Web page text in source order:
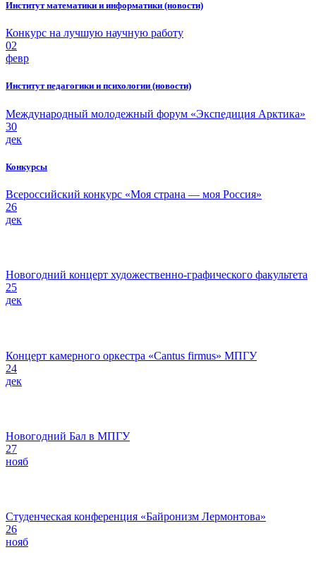
Институт математики и информатики (новости)
Конкурс на лучшую научную работу
02
февр
Институт педагогики и психологии (новости)
Международный молодежный форум «Экспедиция Арктика»
30
дек
Конкурсы
Всероссийский конкурс «Моя страна — моя Россия»
26
дек
Новогодний концерт художественно-графического факультета
25
дек
Концерт камерного оркестра «Cantus firmus» МПГУ
24
дек
Новогодний Бал в МПГУ
27
нояб
Студенческая конференция «Байронизм Лермонтова»
26
нояб